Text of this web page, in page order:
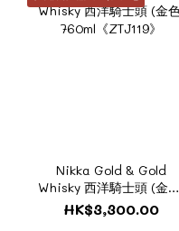
Nikka Gold & Gold
Whisky 西洋騎士頭 (金色)
760ml《ZTJ119》
HK$3,300.00